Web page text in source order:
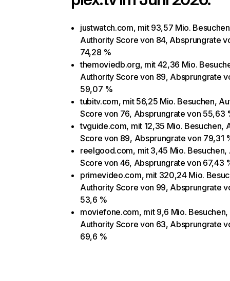
justwatch.com, mit 93,57 Mio.
Authority Score von 84, Absprungrate
74,28 %
themoviedb.org, mit 42,36 Mio.
Authority Score von 89, Absprungrate
59,07 %
tubitv.com, mit 56,25 Mio. Besuchen,
Score von 76, Absprungrate von 55,63
tvguide.com, mit 12,35 Mio. Besuchen,
Score von 89, Absprungrate von 79,31
reelgood.com, mit 3,45 Mio. Besuchen,
Score von 46, Absprungrate von 67,43
primevideo.com, mit 320,24 Mio.
Authority Score von 99, Absprungrate
53,6 %
moviefone.com, mit 9,6 Mio. Besuchen,
Authority Score von 63, Absprungrate
69,6 %